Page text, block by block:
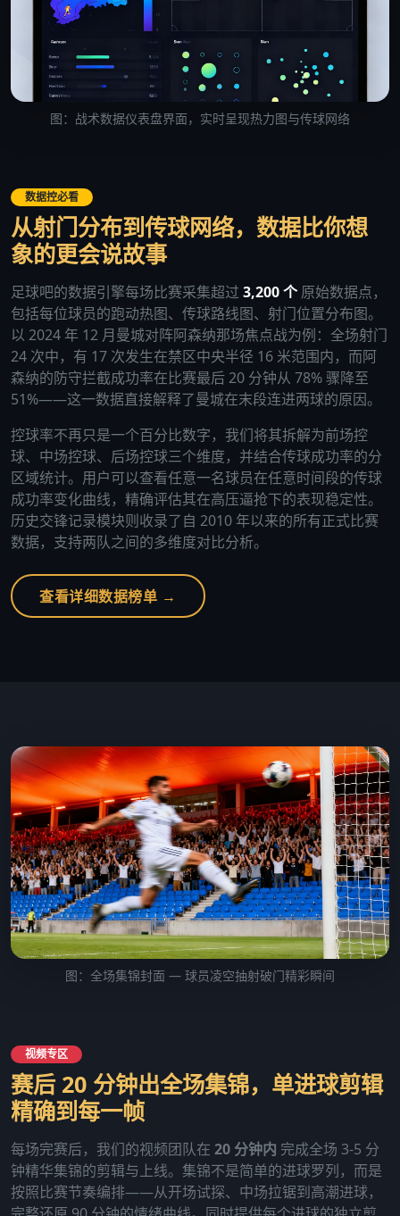
数据控必看
从射门分布到传球网络，数据比你想
象的更会说故事
足球吧的数据引擎每场比赛采集超过 3,200 个原始数据点，
包括每位球员的跑动热图、传球路线图、射门位置分布图。
以 2024 年 12 月曼城对阵阿森纳那场焦点战为例：全场射门
24 次中，有 17 次发生在禁区中央半径 16 米范围内，而阿
森纳的防守拦截成功率在比赛最后 20 分钟从 78% 骤降至
51%——这一数据直接解释了曼城在末段连进两球的原因。
控球率不再只是一个百分比数字，我们将其拆解为前场控
球、中场控球、后场控球三个维度，并结合传球成功率的分
区域统计。用户可以查看任意一名球员在任意时间段的传球
成功率变化曲线，精确评估其在高压逼抢下的表现稳定性。
历史交锋记录模块则收录了自 2010 年以来的所有正式比赛
数据，支持两队之间的多维度对比分析。
查看详细数据榜单 →
图：战术数据仪表盘界面，实时呈现热力图与传球网络
图：全场集锦封面 — 球员凌空抽射破门精彩瞬间
视频专区
赛后 20 分钟出全场集锦，单进球剪辑
精确到每一帧
每场完赛后，我们的视频团队在 20 分钟内 完成全场 3-5 分
钟精华集锦的剪辑与上线。集锦不是简单的进球罗列，而是
按照比赛节奏编排——从开场试探、中场拉锯到高潮进球，